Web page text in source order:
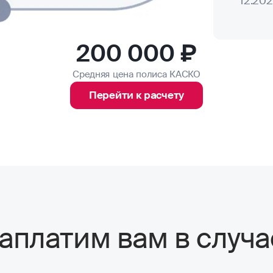
200 000 ₽
Средняя цена полиса КАСКО
Перейти к расчету
вам в